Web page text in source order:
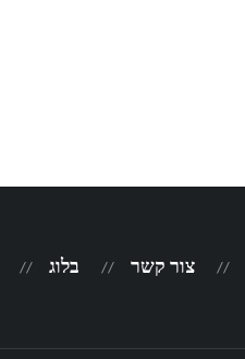
צור קשר בלוג